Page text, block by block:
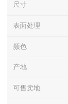
尺寸
表面处理
颜色
产地
可售卖地